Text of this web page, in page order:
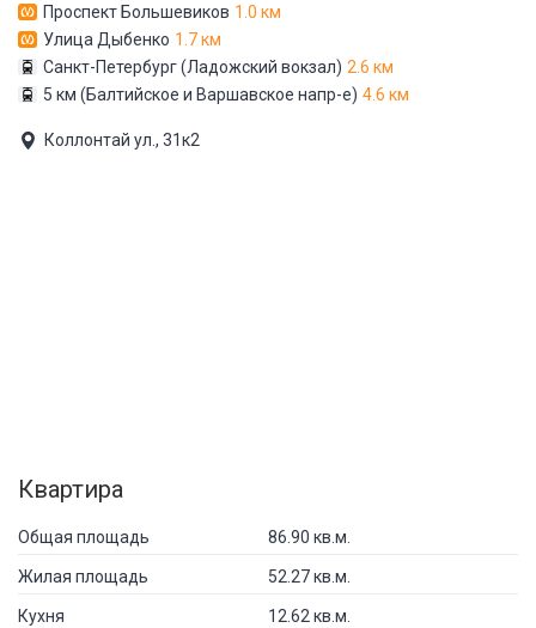
Проспект Большевиков 1.0 км
Улица Дыбенко 1.7 км
Санкт-Петербург (Ладожский вокзал) 2.6 км
5 км (Балтийское и Варшавское напр-е) 4.6 км
Коллонтай ул., 31к2
Квартира
Общая площадь 86.90 кв.м.
Жилая площадь 52.27 кв.м.
Кухня 12.62 кв.м.